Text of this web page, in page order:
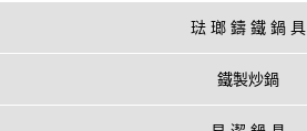
琺 瑯 鑄 鐵 鍋 具
鐵製炒鍋